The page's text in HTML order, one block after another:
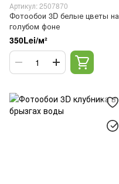
Артикул: 2507870
Фотообои 3D белые цветы на
голубом фоне
350Lei/м²